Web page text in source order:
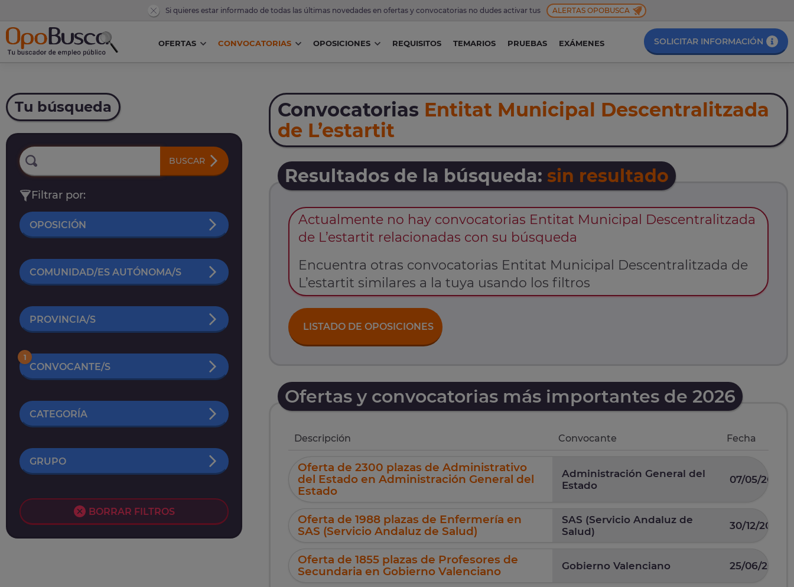
Si quieres estar informado de todas las últimas novedades en ofertas y convocatorias no dudes activar tus ALERTAS OPOBUSCA
OFERTAS CONVOCATORIAS OPOSICIONES REQUISITOS TEMARIOS PRUEBAS EXÁMENES SOLICITAR INFORMACIÓN
Tu búsqueda
BUSCAR
Filtrar por:
OPOSICIÓN
COMUNIDAD/ES AUTÓNOMA/S
PROVINCIA/S
CONVOCANTE/S
1
CATEGORÍA
GRUPO
BORRAR FILTROS
Convocatorias Entitat Municipal Descentralitzada
de L’estartit
Resultados de la búsqueda: sin resultado
Actualmente no hay convocatorias Entitat Municipal Descentralitzada
de L’estartit relacionadas con su búsqueda
Encuentra otras convocatorias Entitat Municipal Descentralitzada de
L’estartit similares a la tuya usando los filtros
LISTADO DE OPOSICIONES
Ofertas y convocatorias más importantes de 2026
Descripción Convocante Fecha
Oferta de 2300 plazas de Administrativo
del Estado en Administración General del
Estado
Administración General del
Estado
07/05/2026
Oferta de 1988 plazas de Enfermería en
SAS (Servicio Andaluz de Salud)
SAS (Servicio Andaluz de
Salud)
30/12/2025
Oferta de 1855 plazas de Profesores de
Secundaria en Gobierno Valenciano
Gobierno Valenciano 25/06/2026